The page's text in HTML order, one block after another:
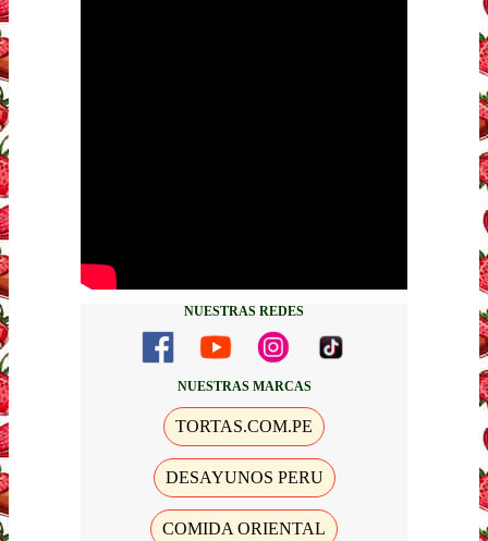
NUESTRAS REDES
NUESTRAS MARCAS
TORTAS.COM.PE
DESAYUNOS PERU
COMIDA ORIENTAL